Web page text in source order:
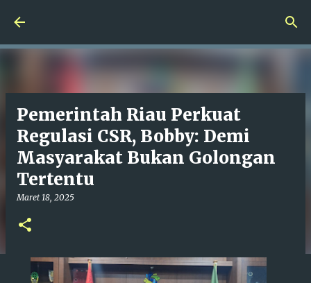
Pemerintah Riau Perkuat
Regulasi CSR, Bobby: Demi
Masyarakat Bukan Golongan
Tertentu
Maret 18, 2025